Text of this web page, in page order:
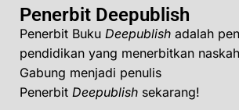
Penerbit Deepublish
Penerbit Buku Deepublish adalah
pendidikan yang menerbitkan
Gabung menjadi penulis
Penerbit Deepublish sekarang!